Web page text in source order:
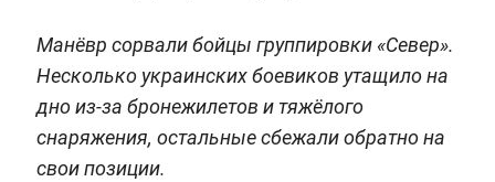
Манёвр сорвали бойцы группировки «Север».
Несколько украинских боевиков утащило на
дно из-за бронежилетов и тяжёлого
снаряжения, остальные сбежали обратно на
свои позиции.